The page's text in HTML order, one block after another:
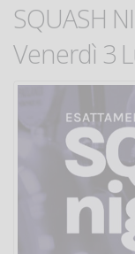
SQUASH
Venerdì 3